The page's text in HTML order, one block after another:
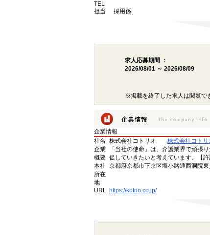
TEL
担当 採用係
求人応募期間 ：
2026/08/01 ～ 2026/08/09
※掲載を終了した求人は閲覧で
企業情報
社名
株式会社コトリオ
株式会社コト
企業
概要
「当社の使命」は、介護業界で頑張
促していきたいと考えています。【
本社
所在
地
京都府京都市下京区塩小路通西洞院
URL https://kotrio.co.jp/